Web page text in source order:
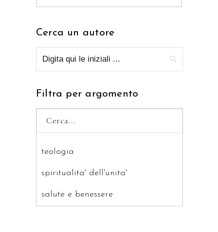
Cerca un autore
Filtra per argomento
teologia
spiritualita' dell'unita'
salute e benessere